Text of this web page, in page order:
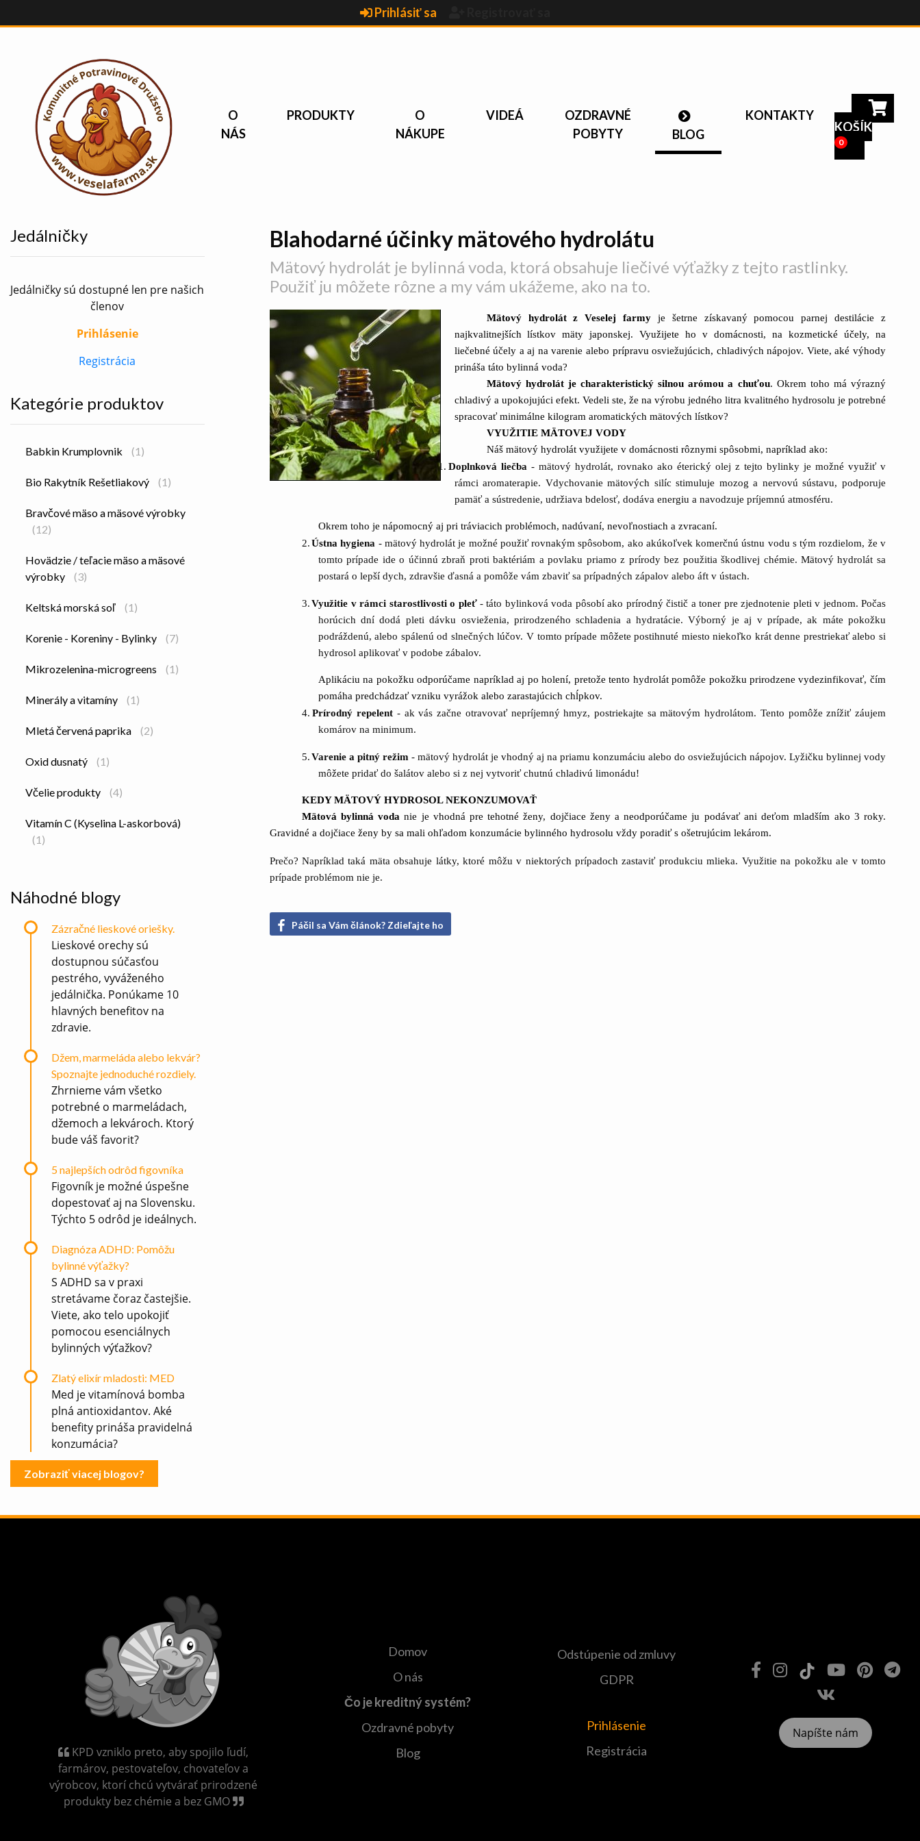
Prihlásiť sa
KOŠÍK
0
O
NÁS
PRODUKTY
O
NÁKUPE
VIDEÁ
OZDRAVNÉ
POBYTY
BLOG
KONTAKTY
Jedálničky
Jedálničky sú dostupné len pre našich
členov
Prihlásenie
Registrácia
Kategórie produktov
Babkin Krumplovnik (1)
Bio Rakytník Rešetliakový (1)
Bravčové mäso a mäsové výrobky
(12)
Hovädzie / teľacie mäso a mäsové
výrobky
(3)
Keltská morská soľ (1)
Korenie - Koreniny - Bylinky (7)
Mikrozelenina-microgreens (1)
Minerály a vitamíny (1)
Mletá červená paprika (2)
Oxid dusnatý (1)
Včelie produkty (4)
Vitamín C (Kyselina L-askorbová)
(1)
Náhodné blogy
Zázračné lieskové oriešky.
Lieskové orechy sú
dostupnou súčasťou
pestrého, vyváženého
jedálnička. Ponúkame 10
hlavných benefitov na
zdravie.
Džem, marmeláda alebo lekvár?
Spoznajte jednoduché rozdiely.
Zhrnieme vám všetko
potrebné o marmeládach,
džemoch a lekvároch. Ktorý
bude váš favorit?
5 najlepších odrôd figovníka
Figovník je možné úspešne
dopestovať aj na Slovensku.
Týchto 5 odrôd je ideálnych.
Diagnóza ADHD: Pomôžu
bylinné výťažky?
S ADHD sa v praxi
stretávame čoraz častejšie.
Viete, ako telo upokojiť
pomocou esenciálnych
bylinných výťažkov?
Zlatý elixír mladosti: MED
Med je vitamínová bomba
plná antioxidantov. Aké
benefity prináša pravidelná
konzumácia?
Zobraziť viacej blogov?
Blahodarné účinky mätového hydrolátu
Mätový hydrolát je bylinná voda, ktorá obsahuje liečivé výťažky z tejto rastlinky.
Použiť ju môžete rôzne a my vám ukážeme, ako na to.
Mätový hydrolát z Veselej farmy je šetrne získavaný pomocou parnej destilácie z
najkvalitnejších lístkov mäty japonskej. Využijete ho v domácnosti, na kozmetické účely, na
liečebné účely a aj na varenie alebo prípravu osviežujúcich, chladivých nápojov. Viete, aké výhody
prináša táto bylinná voda?
Mätový hydrolát je charakteristický silnou arómou a chuťou. Okrem toho má výrazný
chladivý a upokojujúci efekt. Vedeli ste, že na výrobu jedného litra kvalitného hydrosolu je potrebné
spracovať minimálne kilogram aromatických mätových lístkov?
VYUŽITIE MÄTOVEJ VODY
Náš mätový hydrolát využijete v domácnosti rôznymi spôsobmi, napríklad ako:
1. Doplnková liečba- mätový hydrolát, rovnako ako éterický olej z tejto bylinky je možné využiť v
rámci aromaterapie. Vdychovanie mätových silíc stimuluje mozog a nervovú sústavu, podporuje
pamäť a sústredenie, udržiava bdelosť, dodáva energiu a navodzuje príjemnú atmosféru.
Okrem toho je nápomocný aj pri tráviacich problémoch, nadúvaní, nevoľnostiach a zvracaní.
2.Ústna hygiena - mätový hydrolát je možné použiť rovnakým spôsobom, ako akúkoľvek komerčnú ústnu vodu s tým rozdielom, že v
tomto prípade ide o účinnú zbraň proti baktériám a povlaku priamo z prírody bez použitia škodlivej chémie. Mätový hydrolát sa
postará o lepší dych, zdravšie ďasná a pomôže vám zbaviť sa prípadných zápalov alebo áft v ústach.
3.Využitie v rámci starostlivosti o pleť - táto bylinková voda pôsobí ako prírodný čistič a toner pre zjednotenie pleti v jednom. Počas
horúcich dní dodá pleti dávku osvieženia, prirodzeného schladenia a hydratácie. Výborný je aj v prípade, ak máte pokožku
podráždenú, alebo spálenú od slnečných lúčov. V tomto prípade môžete postihnuté miesto niekoľko krát denne prestriekať alebo si
hydrosol aplikovať v podobe zábalov.
Aplikáciu na pokožku odporúčame napríklad aj po holení, pretože tento hydrolát pomôže pokožku prirodzene vydezinfikovať, čím
pomáha predchádzať vzniku vyrážok alebo zarastajúcich chĺpkov.
4. Prírodný repelent - ak vás začne otravovať nepríjemný hmyz, postriekajte sa mätovým hydrolátom. Tento pomôže znížiť záujem
komárov na minimum.
5.Varenie a pitný režim - mätový hydrolát je vhodný aj na priamu konzumáciu alebo do osviežujúcich nápojov. Lyžičku bylinnej vody
môžete pridať do šalátov alebo si z nej vytvoriť chutnú chladivú limonádu!
KEDY MÄTOVÝ HYDROSOL NEKONZUMOVAŤ
Mätová bylinná vodanie je vhodná pre tehotné ženy, dojčiace ženy a neodporúčame ju podávať ani deťom mladším ako 3 roky.
Gravidné a dojčiace ženy by sa mali ohľadom konzumácie bylinného hydrosolu vždy poradiť s ošetrujúcim lekárom.
Prečo? Napríklad taká mäta obsahuje látky, ktoré môžu v niektorých prípadoch zastaviť produkciu mlieka. Využitie na pokožku ale v tomto
prípade problémom nie je.
Páčil sa Vám článok? Zdieľajte ho
KPD vzniklo preto, aby spojilo ľudí,
farmárov, pestovateľov, chovateľov a
výrobcov, ktorí chcú vytvárať prirodzené
produkty bez chémie a bez GMO
Domov
O nás
Čo je kreditný systém?
Ozdravné pobyty
Blog
Odstúpenie od zmluvy
GDPR
Prihlásenie
Registrácia
Napíšte nám